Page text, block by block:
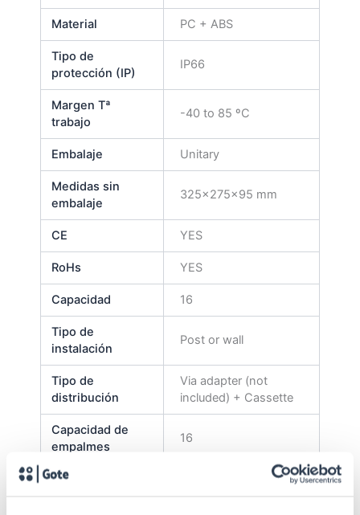
Material PC + ABS
Tipo de
protección (IP)
IP66
Margen Tª
trabajo
-40 to 85 ºC
Embalaje Unitary
Medidas sin
embalaje
325x275x95 mm
CE YES
RoHs YES
Capacidad 16
Tipo de
instalación
Post or wall
Tipo de
distribución
Via adapter (not
included) + Cassette
Capacidad de
empalmes
16
Tapa